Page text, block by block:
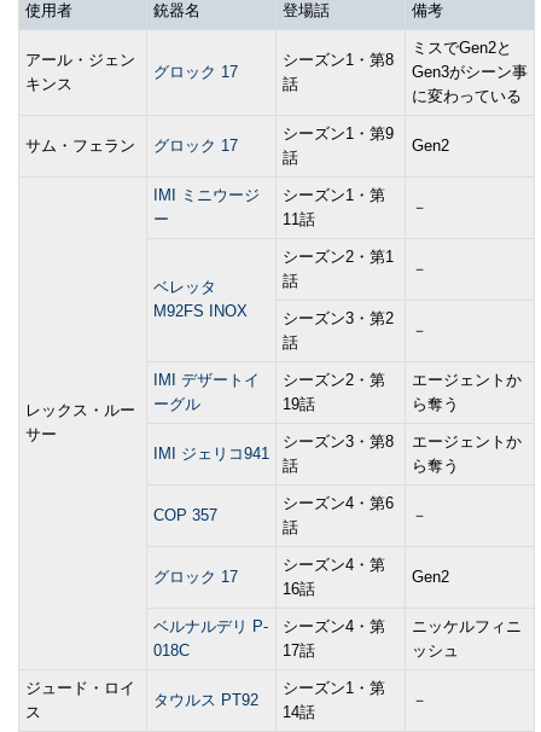
使用者 銃器名 登場話 備考
アール・ジェン
キンス
グロック 17
シーズン1・第8
話
ミスでGen2と
Gen3がシーン事
に変わっている
サム・フェラン グロック 17
シーズン1・第9
話
Gen2
レックス・ルー
サー
IMI ミニウージ
ー
シーズン1・第
11話
－
ベレッタ
M92FS INOX
シーズン2・第1
話
－
シーズン3・第2
話
－
IMI デザートイ
ーグル
シーズン2・第
19話
エージェントか
ら奪う
IMI ジェリコ941
シーズン3・第8
話
エージェントか
ら奪う
COP 357
シーズン4・第6
話
－
グロック 17
シーズン4・第
16話
Gen2
ベルナルデリ P-
018C
シーズン4・第
17話
ニッケルフィニ
ッシュ
ジュード・ロイ
ス
タウルス PT92
シーズン1・第
14話
－